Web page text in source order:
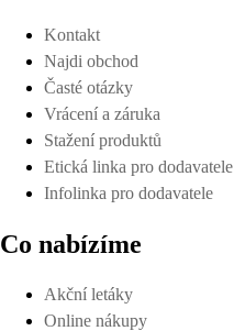
Kontakt
Najdi obchod
Časté otázky
Vrácení a záruka
Stažení produktů
Etická linka pro dodavatele
Infolinka pro dodavatele
Co nabízíme
Akční letáky
Online nákupy